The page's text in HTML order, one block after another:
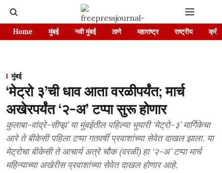
Home मुंबई नवी मुंबई ठाणे महाराष्ट्र राष्ट्रीय
मुंबई
‘मेट्रो ३’ची धाव आता वरळीपर्यंत; मार्च
अखेरपर्यंत ‘२-अ’ टप्पा सुरू होणार
कुलाबा-वांद्रे-सीप्झ’ या मुंबईतील पहिल्या भुयारी ‘मेट्रो-३’ मार्गिकेचा
आरे ते बीकेसी पहिला टप्पा गतवर्षी प्रवाशांच्या सेवेत दाखल झाला. या
मेट्रोचा बीकेसी ते आचार्य अत्रे चौक (वरळी) हा ‘२-अ’ टप्पा मार्च
महिन्याच्या अखेरीस प्रवाशांच्या सेवेत दाखल होणार आहे.